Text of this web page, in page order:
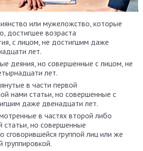
или мужеложство, которые
достигшее возраста
с лицом, не достигшим даже
лет.
деяния, но совершенные с лицом, не
лет.
в части первой
нами статьи, но совершенные с
даже двенадцати лет.
в частях второй либо
статьи, но совершенные
сговорившейся группой лиц или же
группировкой.